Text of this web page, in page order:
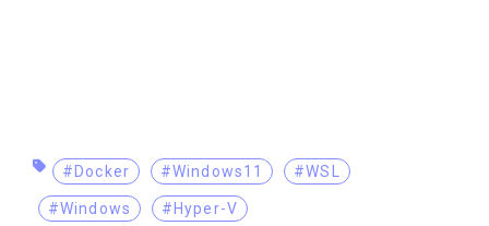
#Docker #Windows11 #WSL
#Windows #Hyper-V